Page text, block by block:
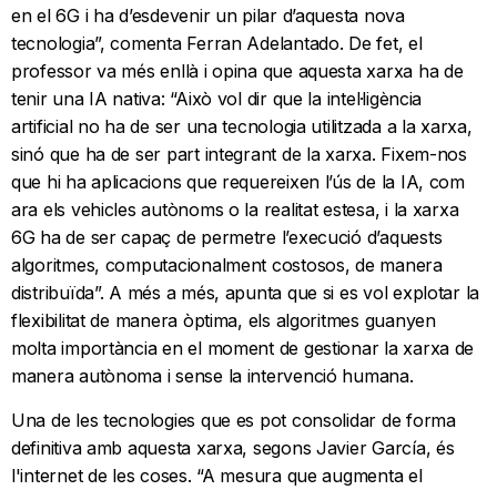
en el 6G i ha d’esdevenir un pilar d’aquesta nova
tecnologia”, comenta Ferran Adelantado. De fet, el
professor va més enllà i opina que aquesta xarxa ha de
tenir una IA nativa: “Això vol dir que la intel·ligència
artificial no ha de ser una tecnologia utilitzada a la xarxa,
sinó que ha de ser part integrant de la xarxa. Fixem-nos
que hi ha aplicacions que requereixen l’ús de la IA, com
ara els vehicles autònoms o la realitat estesa, i la xarxa
6G ha de ser capaç de permetre l’execució d’aquests
algoritmes, computacionalment costosos, de manera
distribuïda”. A més a més, apunta que si es vol explotar la
flexibilitat de manera òptima, els algoritmes guanyen
molta importància en el moment de gestionar la xarxa de
manera autònoma i sense la intervenció humana.
Una de les tecnologies que es pot consolidar de forma
definitiva amb aquesta xarxa, segons Javier García, és
l'internet de les coses. “A mesura que augmenta el